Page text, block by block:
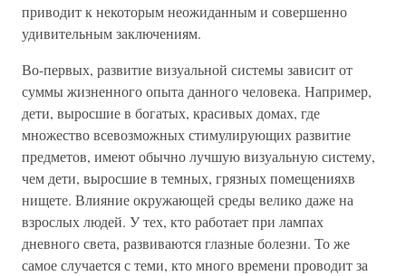
приводит к некоторым неожиданным и совершенно
удивительным заключениям.
Во-первых, развитие визуальной системы зависит от
суммы жизненного опыта данного человека. Например,
дети, выросшие в богатых, красивых домах, где
множество всевозможных стимулирующих развитие
предметов, имеют обычно лучшую визуальную систему,
чем дети, выросшие в темных, грязных помещенияхв
нищете. Влияние окружающей среды велико даже на
взрослых людей. У тех, кто работает при лампах
дневного света, развиваются глазные болезни. То же
самое случается с теми, кто много времени проводит за